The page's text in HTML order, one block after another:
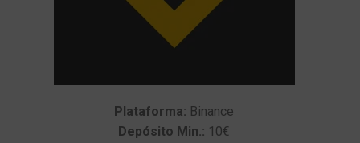
Plataforma: Binance
Depósito Min.: 10€